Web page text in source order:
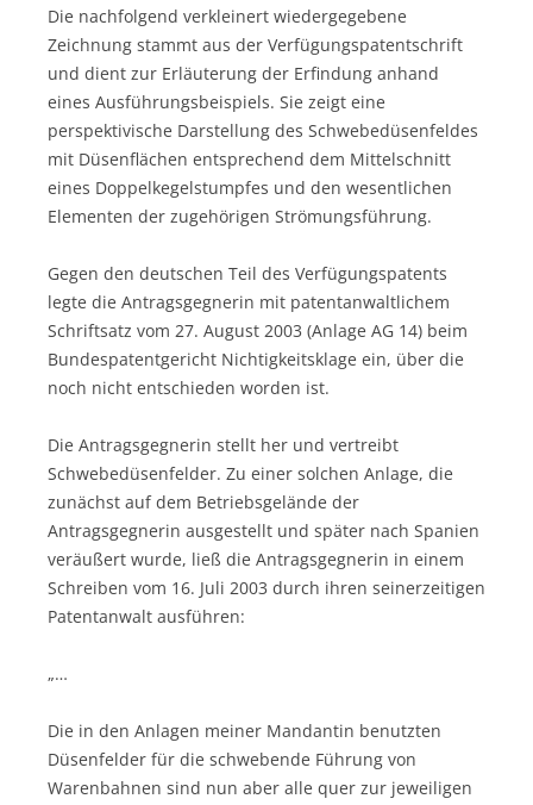
Die nachfolgend verkleinert wiedergegebene
Zeichnung stammt aus der Verfügungspatentschrift
und dient zur Erläuterung der Erfindung anhand
eines Ausführungsbeispiels. Sie zeigt eine
perspektivische Darstellung des Schwebedüsenfeldes
mit Düsenflächen entsprechend dem Mittelschnitt
eines Doppelkegelstumpfes und den wesentlichen
Elementen der zugehörigen Strömungsführung.
Gegen den deutschen Teil des Verfügungspatents
legte die Antragsgegnerin mit patentanwaltlichem
Schriftsatz vom 27. August 2003 (Anlage AG 14) beim
Bundespatentgericht Nichtigkeitsklage ein, über die
noch nicht entschieden worden ist.
Die Antragsgegnerin stellt her und vertreibt
Schwebedüsenfelder. Zu einer solchen Anlage, die
zunächst auf dem Betriebsgelände der
Antragsgegnerin ausgestellt und später nach Spanien
veräußert wurde, ließ die Antragsgegnerin in einem
Schreiben vom 16. Juli 2003 durch ihren seinerzeitigen
Patentanwalt ausführen:
„…
Die in den Anlagen meiner Mandantin benutzten
Düsenfelder für die schwebende Führung von
Warenbahnen sind nun aber alle quer zur jeweiligen